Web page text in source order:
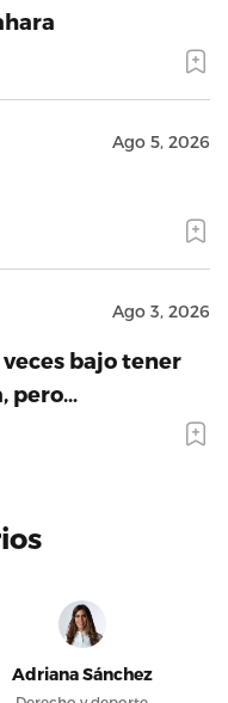
Ago 5, 2026
Ago 3, 2026
veces bajo tener
pero…
Adriana Sánchez